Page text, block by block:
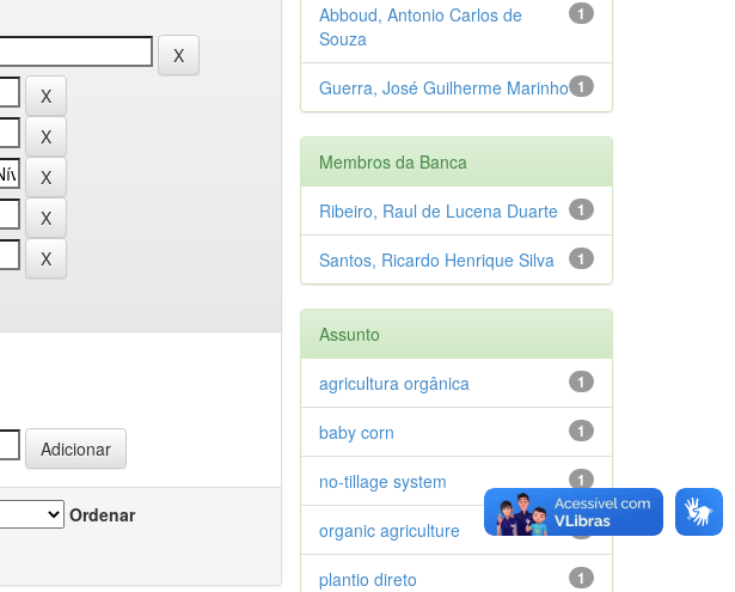
Ordenar
1
Abboud, Antonio Carlos de
Souza
1
Guerra, José Guilherme Marinho
Membros da Banca
1
Ribeiro, Raul de Lucena Duarte
1
Santos, Ricardo Henrique Silva
Assunto
1
agricultura orgânica
1
baby corn
1
no-tillage system
1
organic agriculture
1
plantio direto